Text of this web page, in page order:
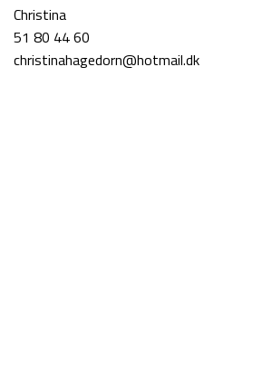
Christina
51 80 44 60
christinahagedorn@hotmail.dk